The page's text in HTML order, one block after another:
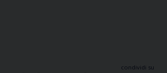
condividi su